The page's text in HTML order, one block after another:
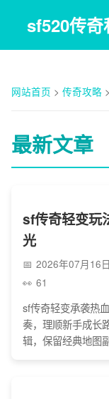
sf520传奇
网站首页 > 传奇攻略 >
最新文章
sf传奇轻变玩
光
2026年07月16日
61
sf传奇轻变承袭热
奏，理顺新手成长
辑，保留经典地图